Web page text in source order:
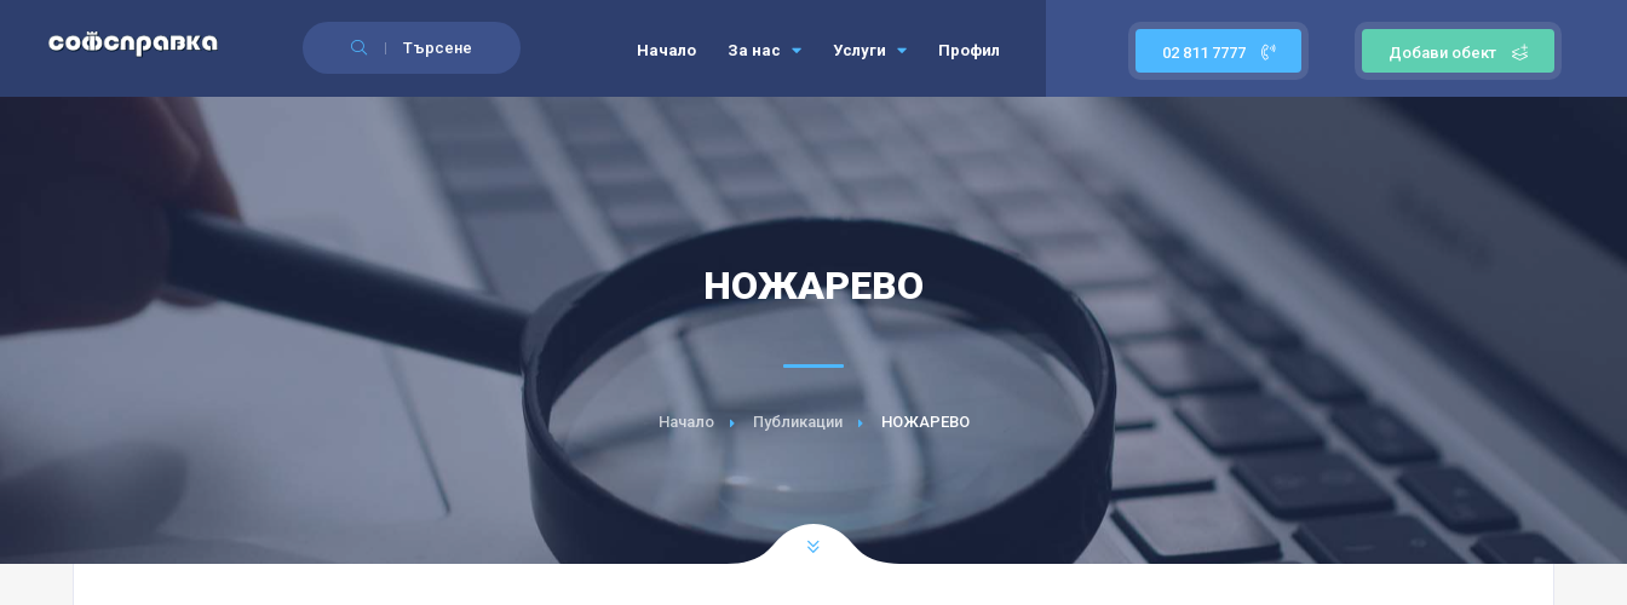
Търсене Добави обект
02 811 7777
Начало За нас Услуги Профил
НОЖАРЕВО
Начало Публикации НОЖАРЕВО